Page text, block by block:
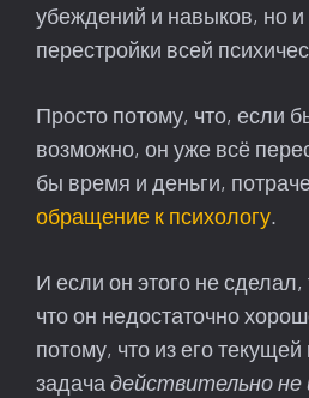
убеждений и навыков, но
перестройки всей
Просто потому, что, если
возможно, он уже всё
бы время и деньги,
обращение к психологу.
И если он этого не сделал,
что он недостаточно
потому, что из его
задача действительно